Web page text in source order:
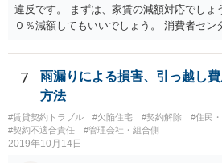
違反です。 まずは、家賃の減額対応でしょ
０％減額してもいいでしょう。 消費者セン
7
雨漏りによる損害、引っ越し
方法
#賃貸契約トラブル #欠陥住宅 #契約解除
#住民
#契約不適合責任
#管理会社・組合側
2019年10月14日